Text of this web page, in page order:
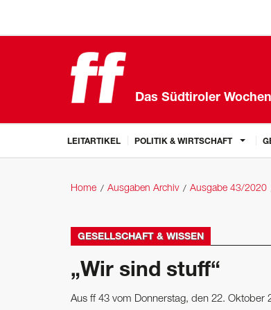
Das Südtiroler
LEITARTIKEL POLITIK & WIRTSCHAFT
Home Ausgaben Archiv Ausgabe 43/2020
GESELLSCHAFT & WISSEN
„Wir sind stuff“
Aus ff 43 vom Donnerstag, den 22. Oktober